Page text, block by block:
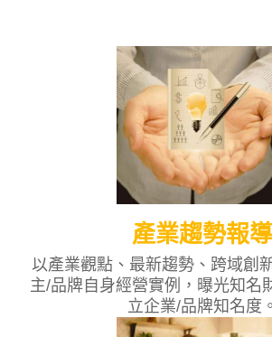
產業趨勢報導
以產業觀點、最新趨勢、跨域創
主/品牌自身經營實例，曝光知名
立企業/品牌知名度。